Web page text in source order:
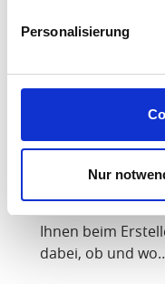
Personalisierung
Nur
Neue
einrichten!
Unsere neueste
Ihnen beim
dabei, ob und